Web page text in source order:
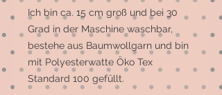
Ich bin ca. 15 cm groß und bei 30
Grad in der Maschine waschbar,
bestehe aus Baumwollgarn und bin
mit Polyesterwatte Öko Tex
Standard 100 gefüllt.